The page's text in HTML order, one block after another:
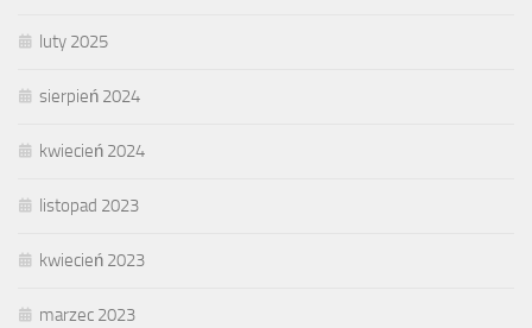
luty 2025
sierpień 2024
kwiecień 2024
listopad 2023
kwiecień 2023
marzec 2023